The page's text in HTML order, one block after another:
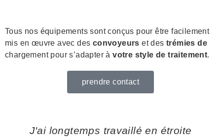
Tous nos équipements sont conçus pour être facilement
mis en œuvre avec des convoyeurs et destrémies de
chargement pour s’adapter àvotre style de traitement.
prendre contact
J'ai longtemps travaillé en étroite